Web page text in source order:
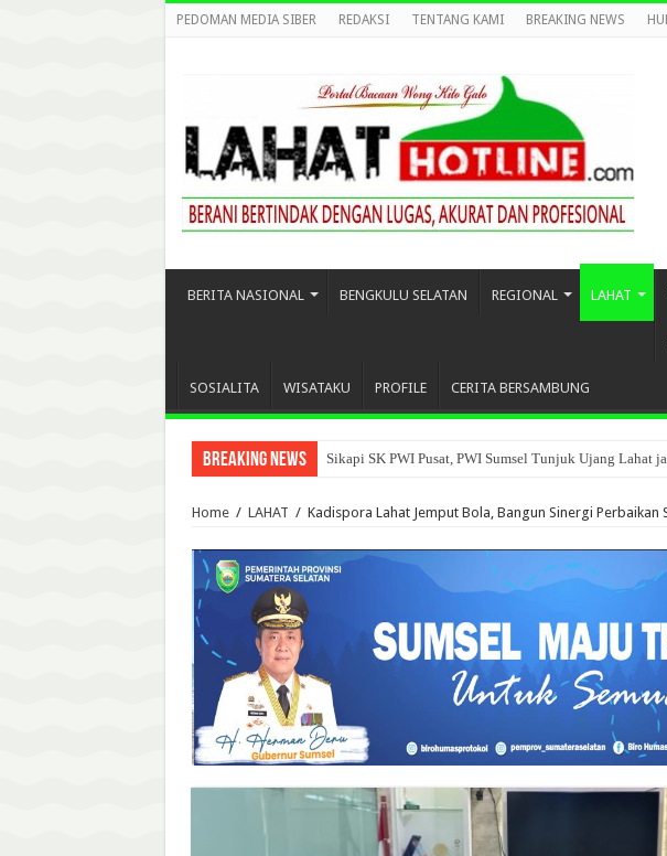
PEDOMAN MEDIA SIBER REDAKSI TENTANG KAMI BREAKING NEWS
BERITA NASIONAL BENGKULU SELATAN REGIONAL LAHAT
SOSIALITA WISATAKU PROFILE CERITA BERSAMBUNG
Breaking News Sikapi SK PWI Pusat, PWI Sumsel Tunjuk Ujang Lahat
Home / LAHAT / Kadispora Lahat Jemput Bola, Bangun Sinergi Perbaikan